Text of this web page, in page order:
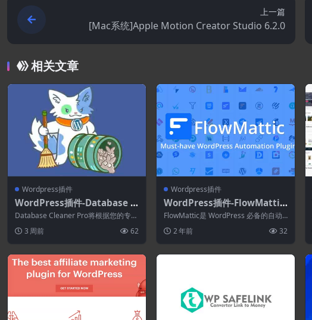
上一篇
[Mac系统]Apple Motion Creator Studio 6.2.0
相关文章
Wordpress插件
WordPress插件-Database C
leaner Pro 1.3.9–WordPres
s数据库清理器
Database Cleaner Pro将根据您的专业
3 周前 62
Wordpress插件
WordPress插件-FlowMattic
4.3.4.1–工作流程自动化插件
FlowMattic是 WordPress 必备的自动
2 年前 32